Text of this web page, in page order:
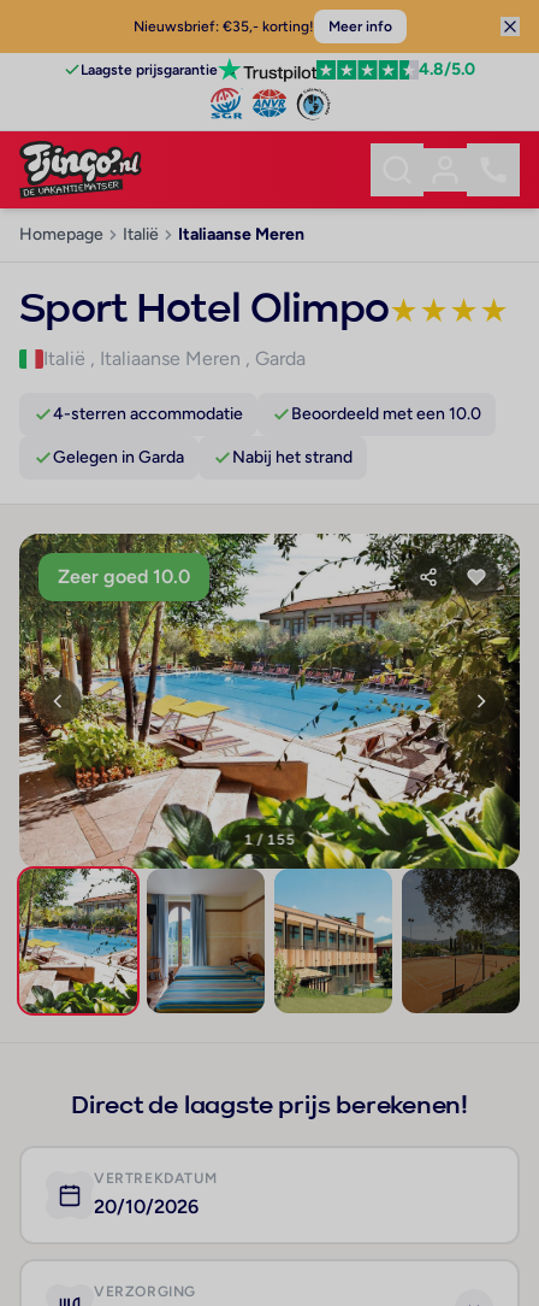
Nieuwsbrief: €35,- korting! Meer info
Laagste prijsgarantie 4.8/5.0
Homepage Italië Italiaanse Meren
Sport Hotel Olimpo★★★★
Italië , Italiaanse Meren , Garda
4-sterren accommodatie Beoordeeld met een 10.0
Gelegen in Garda Nabij het strand
Zeer goed 10.0
1 / 155
Direct de laagste prijs berekenen!
VERTREKDATUM
20/10/2026
VERZORGING